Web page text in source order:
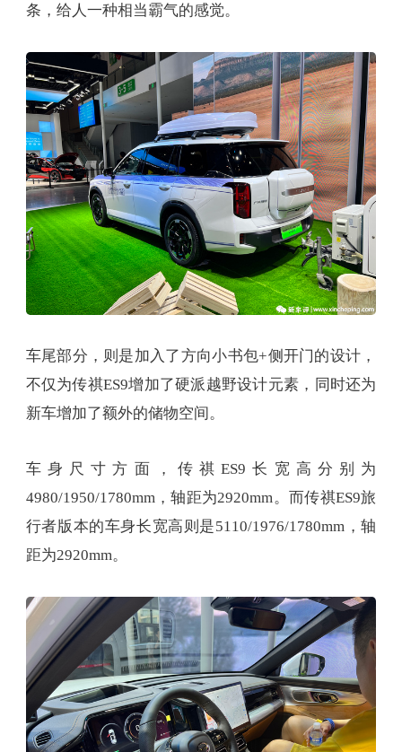
条，给人一种相当霸气的感觉。
车尾部分，则是加入了方向小书包+侧开门的设计，
不仅为传祺ES9增加了硬派越野设计元素，同时还为
新车增加了额外的储物空间。
车身尺寸方面，传祺ES9长宽高分别为
4980/1950/1780mm，轴距为2920mm。而传祺ES9旅
行者版本的车身长宽高则是5110/1976/1780mm，轴
距为2920mm。